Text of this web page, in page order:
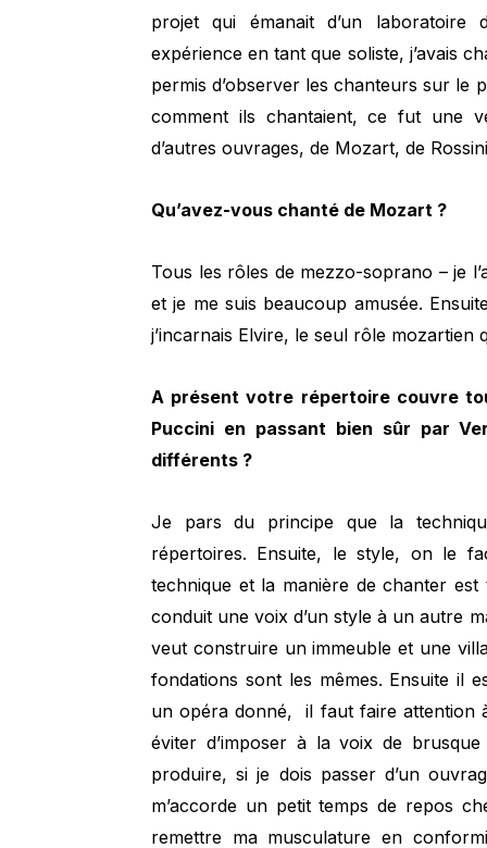
projet qui émanait d’un laboratoire
expérience en tant que soliste, j’avais
permis d’observer les chanteurs sur le
comment ils chantaient, ce fut une
d’autres ouvrages, de Mozart, de
Qu’avez-vous chanté de Mozart ?
Tous les rôles de mezzo-soprano – je
et je me suis beaucoup amusée.
j’incarnais Elvire, le seul rôle mozartien
A présent votre répertoire couvre
Puccini en passant bien sûr par
différents ?
Je pars du principe que la
répertoires. Ensuite, le style, on le
technique et la manière de chanter est
conduit une voix d’un style à un autre
veut construire un immeuble et une
fondations sont les mêmes. Ensuite il
un opéra donné, il faut faire attention
éviter d’imposer à la voix de
produire, si je dois passer d’un
m’accorde un petit temps de repos
remettre ma musculature en